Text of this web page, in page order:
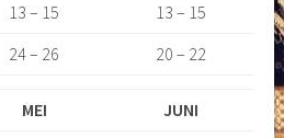
13 – 15
13 – 15
24 – 26 20 – 22
MEI
JUNI